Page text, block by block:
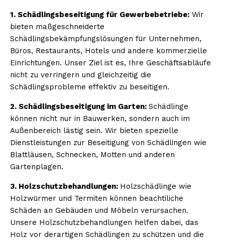
1. Schädlingsbeseitigung für Gewerbebetriebe: Wir
bieten maßgeschneiderte
Schädlingsbekämpfungslösungen für Unternehmen,
Büros, Restaurants, Hotels und andere kommerzielle
Einrichtungen. Unser Ziel ist es, Ihre Geschäftsabläufe
nicht zu verringern und gleichzeitig die
Schädlingsprobleme effektiv zu beseitigen.
2. Schädlingsbeseitigung im Garten: Schädlinge
können nicht nur in Bauwerken, sondern auch im
Außenbereich lästig sein. Wir bieten spezielle
Dienstleistungen zur Beseitigung von Schädlingen wie
Blattläusen, Schnecken, Motten und anderen
Gartenplagen.
3. Holzschutzbehandlungen: Holzschädlinge wie
Holzwürmer und Termiten können beachtiliche
Schäden an Gebäuden und Möbeln verursachen.
Unsere Holzschutzbehandlungen helfen dabei, das
Holz vor derartigen Schädlingen zu schützen und die